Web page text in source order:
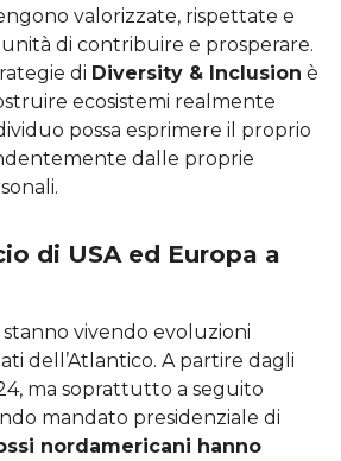
valorizzate, rispettate e
di contribuire e prosperare.
di Diversity & Inclusion è
ecosistemi realmente
possa esprimere il proprio
dalle proprie
di USA ed Europa a
stanno vivendo evoluzioni
dell’Atlantico. A partire dagli
ma soprattutto a seguito
mandato presidenziale di
nordamericani hanno